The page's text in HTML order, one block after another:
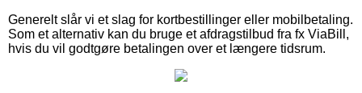
Generelt slår vi et slag for kortbestillinger eller mobilbetaling.
Som et alternativ kan du bruge et afdragstilbud fra fx ViaBill,
hvis du vil godtgøre betalingen over et længere tidsrum.